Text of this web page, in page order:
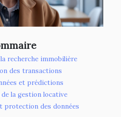
recherche immobilière
des transactions
et prédictions
la gestion locative
protection des données